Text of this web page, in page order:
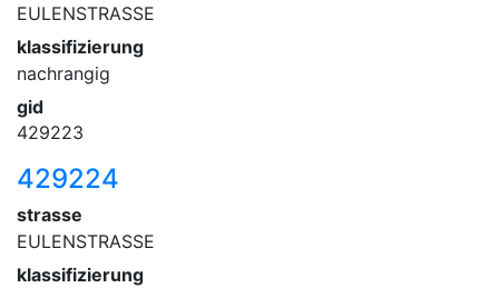
EULENSTRASSE
klassifizierung
nachrangig
gid
429223
429224
strasse
EULENSTRASSE
klassifizierung